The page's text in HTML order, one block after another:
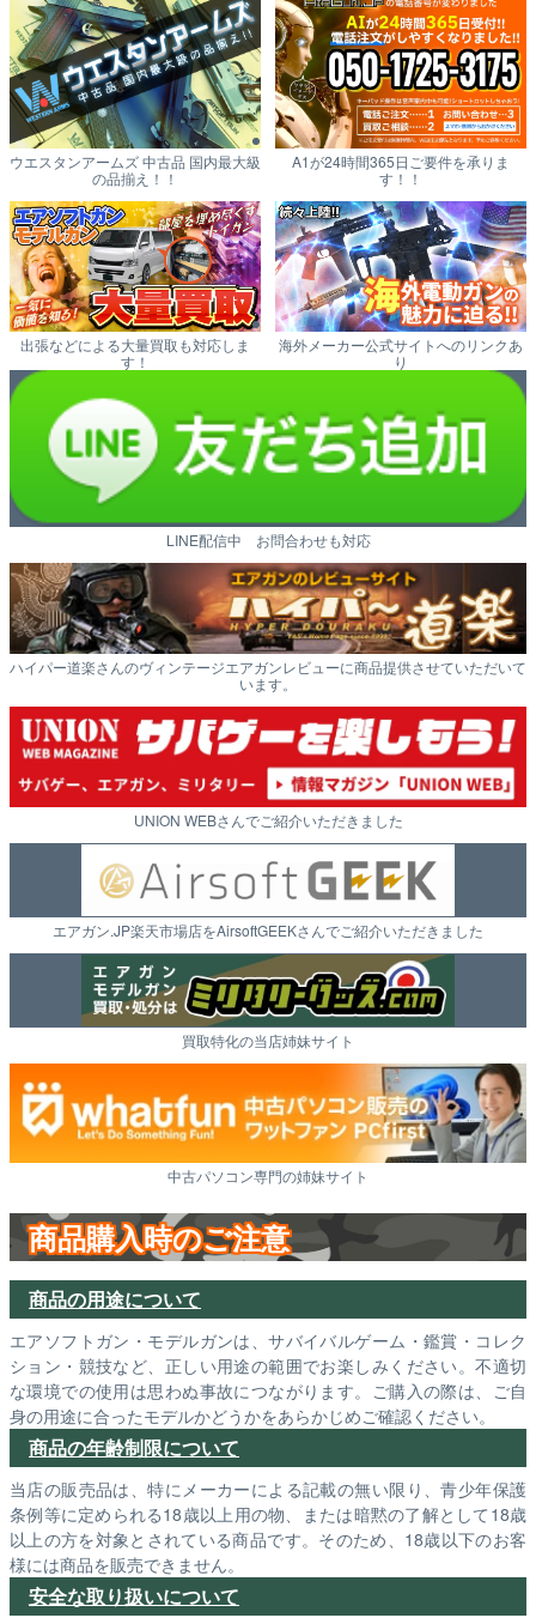
ウエスタンアームズ 中古品 国内最大級
の品揃え！！
A1が24時間365日ご要件を承りま
す！！
出張などによる大量買取も対応しま
す！
海外メーカー公式サイトへのリンクあ
り
LINE配信中 お問合わせも対応
ハイパー道楽さんのヴィンテージエアガンレビューに商品提供させていただいて
います。
UNION WEBさんでご紹介いただきました
エアガン.JP楽天市場店をAirsoftGEEKさんでご紹介いただきました
買取特化の当店姉妹サイト
中古パソコン専門の姉妹サイト
商品購入時のご注意
商品の用途について
エアソフトガン・モデルガンは、サバイバルゲーム・鑑賞・コレク
ション・競技など、正しい用途の範囲でお楽しみください。不適切
な環境での使用は思わぬ事故につながります。ご購入の際は、ご自
身の用途に合ったモデルかどうかをあらかじめご確認ください。
商品の年齢制限について
当店の販売品は、特にメーカーによる記載の無い限り、青少年保護
条例等に定められる18歳以上用の物、または暗黙の了解として18歳
以上の方を対象とされている商品です。そのため、18歳以下のお客
様には商品を販売できません。
安全な取り扱いについて